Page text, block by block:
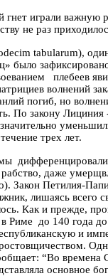
играли важную
не раз
tabularum),
было
плебеев
волнений
погиб, но
По закону Лициния
значительно
трех лет.
даже
Закон Петилия-
лишаясь всего
Как и прежде,
Риме
до 140 года до
и
: “Во времена
основное